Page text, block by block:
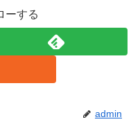
ーする
admin